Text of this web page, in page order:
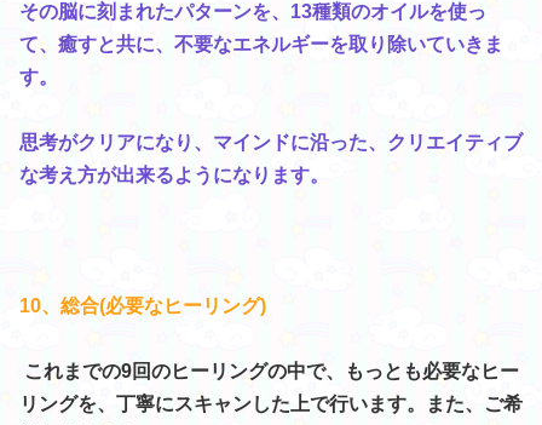
その脳に刻まれたパターンを、13種類のオイルを使っ
て、癒すと共に、不要なエネルギーを取り除いていきま
す。
思考がクリアになり、マインドに沿った、クリエイティブ
な考え方が出来るようになります。
10、総合(必要なヒーリング)
これまでの9回のヒーリングの中で、もっとも必要なヒー
リングを、丁寧にスキャンした上で行います。また、ご希